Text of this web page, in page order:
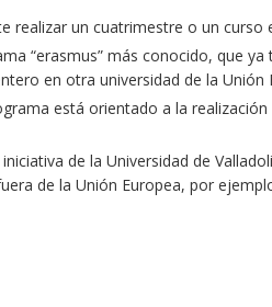
realizar un cuatrimestre o un curso
“erasmus” más conocido, que
en otra universidad de la Unión
está orientado a la
iniciativa de la Universidad de
de la Unión Europea, por